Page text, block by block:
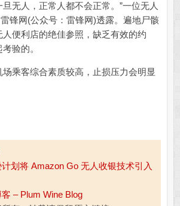
无人，正常人都不会正常。”一位无人
锋网(公众号：雷锋网)透露。遍地尸骸
便利店的绝佳参照，缺乏有效的约
验的。
客综合素质较高，止损压力会明显
划将 Amazon Go 无人收银技术引入
– Plum Wine Blog